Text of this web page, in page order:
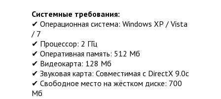
Системные требования:
✔ Операционная система: Windows XР / Vista
/ 7
✔ Процессор: 2 ГГц
✔ Оперативная память: 512 Мб
✔ Видеокарта: 128 Мб
✔ Звуковая карта: Совместимая с DirectX 9.0c
✔ Свободное место на жёстком диске: 700
Мб